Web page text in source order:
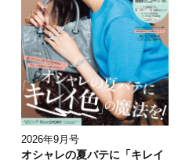
2026年9月号
オシャレの夏バテに「キレイ